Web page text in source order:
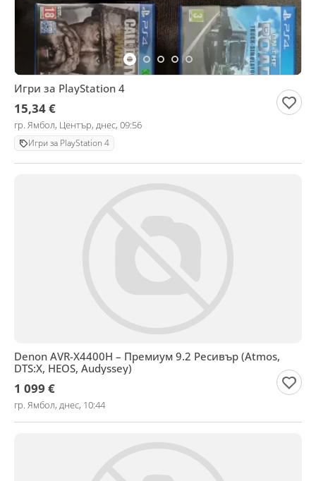
Игри за PlayStation 4
15,34 €
гр. Ямбол, Център, днес, 09:56
Игри за PlayStation 4
Denon AVR-X4400H – Премиум 9.2 Ресивър (Atmos,
DTS:X, HEOS, Audyssey)
1 099 €
гр. Ямбол, днес, 10:44